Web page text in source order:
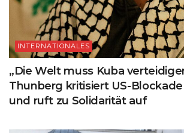
INTERNATIONALES
„Die Welt muss Kuba
Thunberg kritisiert US-
und ruft zu Solidarität auf